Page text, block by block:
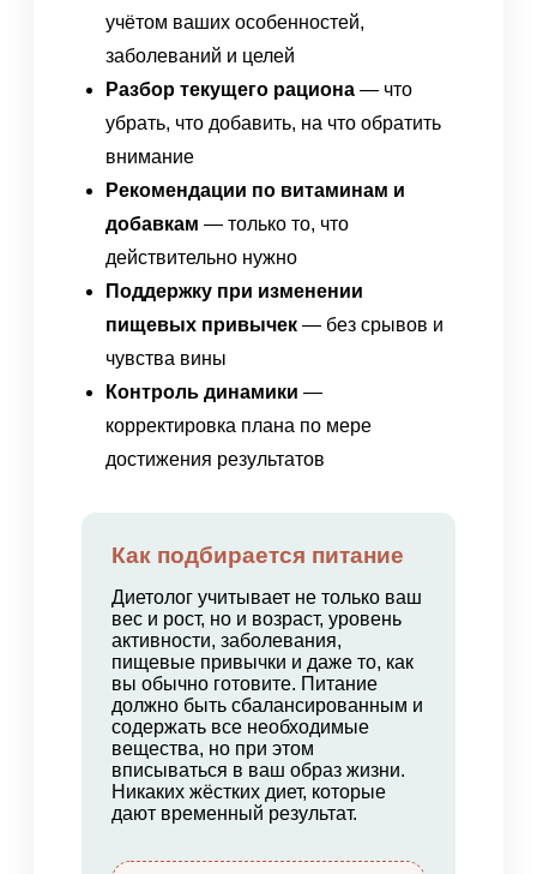
учётом ваших особенностей,
заболеваний и целей
Разбор текущего рациона — что
убрать, что добавить, на что обратить
внимание
Рекомендации по витаминам и
добавкам — только то, что
действительно нужно
Поддержку при изменении
пищевых привычек — без срывов и
чувства вины
Контроль динамики —
корректировка плана по мере
достижения результатов
Как подбирается питание
Диетолог учитывает не только ваш
вес и рост, но и возраст, уровень
активности, заболевания,
пищевые привычки и даже то, как
вы обычно готовите. Питание
должно быть сбалансированным и
содержать все необходимые
вещества, но при этом
вписываться в ваш образ жизни.
Никаких жёстких диет, которые
дают временный результат.